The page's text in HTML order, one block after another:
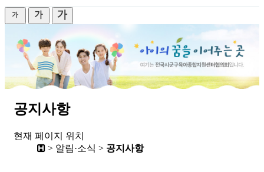
공지사항
현재 페이지 위치
> 알림·소식 > 공지사항